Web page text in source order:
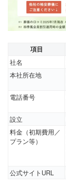
項目
社名
本社所在地
電話番号
設立
料金（初期費用／
プラン等）
公式サイトURL